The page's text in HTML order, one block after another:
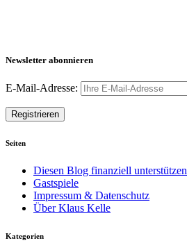
Newsletter abonnieren
E-Mail-Adresse:
Seiten
Diesen Blog finanziell unterstützen
Gastspiele
Impressum & Datenschutz
Über Klaus Kelle
Kategorien